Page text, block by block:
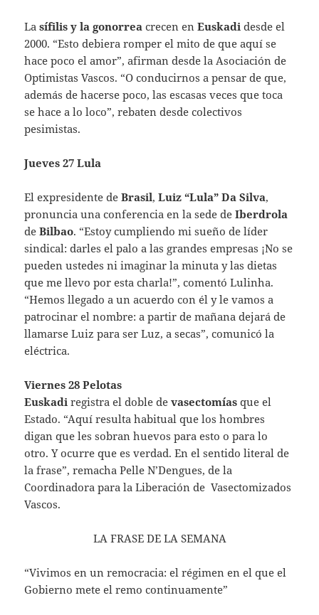
Lasífilis y la gonorrea crecen enEuskadidesde el
2000. “Esto debiera romper el mito de que aquí se
hace poco el amor”, afirman desde la Asociación de
Optimistas Vascos. “O conducirnos a pensar de que,
además de hacerse poco, las escasas veces que toca
se hace a lo loco”, rebaten desde colectivos
pesimistas.
Jueves 27 Lula
El expresidente deBrasil,Luiz “Lula” Da Silva,
pronuncia una conferencia en la sede deIberdrola
deBilbao. “Estoy cumpliendo mi sueño de líder
sindical: darles el palo a las grandes empresas ¡No se
pueden ustedes ni imaginar la minuta y las dietas
que me llevo por esta charla!”, comentó Lulinha.
“Hemos llegado a un acuerdo con él y le vamos a
patrocinar el nombre: a partir de mañana dejará de
llamarse Luiz para ser Luz, a secas”, comunicó la
eléctrica.
Viernes 28 Pelotas
Euskadiregistra el doble devasectomíasque el
Estado. “Aquí resulta habitual que los hombres
digan que les sobran huevos para esto o para lo
otro. Y ocurre que es verdad. En el sentido literal de
la frase”, remacha Pelle N’Dengues, de la
Coordinadora para la Liberación de Vasectomizados
Vascos.
LA FRASE DE LA SEMANA
“Vivimos en un remocracia: el régimen en el que el
Gobierno mete el remo continuamente”